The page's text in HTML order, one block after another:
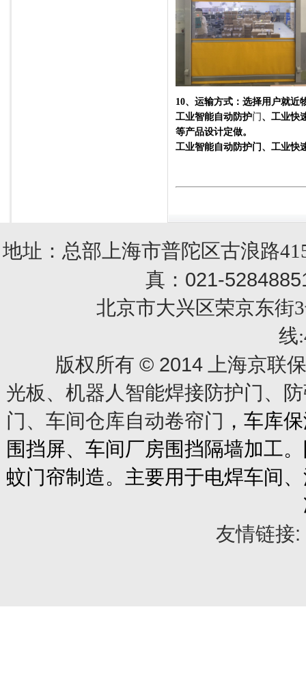
10、 运输方式：选择用户就近
工业智能自动防护门 、工业快
等产品设计定做。
工业智能自动防护门、工业快
地址：总部上海市普陀区古浪路
真： 021-
北京市大兴区荣京东街3
线
版权所有 © 2014上海京联
光板、机器人智能焊接防护门、
门、车间仓库自动卷帘门 ，车库
围挡屏、车间厂房围挡隔墙加工
蚊门帘制造。主要用于电焊车间
友情链接: